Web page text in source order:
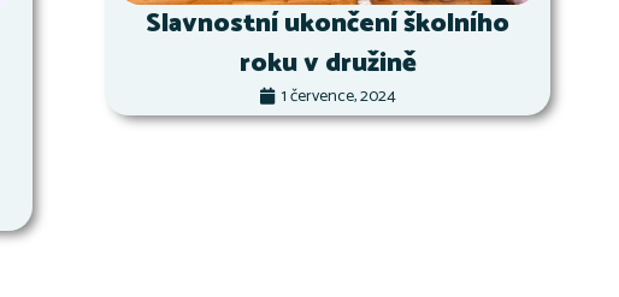
Slavnostní ukončení školního
roku v družině
1 července, 2024